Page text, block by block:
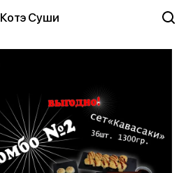
Котэ Суши